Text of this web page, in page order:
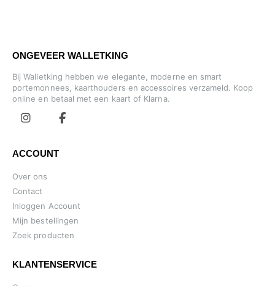
ONGEVEER WALLETKING
Bij Walletking hebben we elegante, moderne en smart
portemonnees, kaarthouders en accessoires verzameld. Koop
online en betaal met een kaart of Klarna.
ACCOUNT
Over ons
Contact
Inloggen Account
Mijn bestellingen
Zoek producten
KLANTENSERVICE